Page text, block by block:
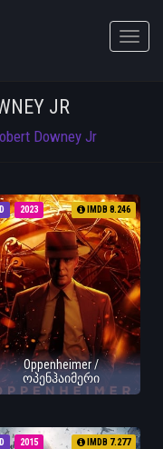
Toggle
JR
Downey Jr
2023 IMDB 8.246
Oppenheimer /
ოპენჰაიმერი
2015 IMDB 7.277